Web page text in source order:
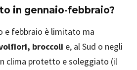
in gennaio-febbraio?
e febbraio è limitato ma
broccoli e, al Sud o negli
clima protetto e soleggiato (il